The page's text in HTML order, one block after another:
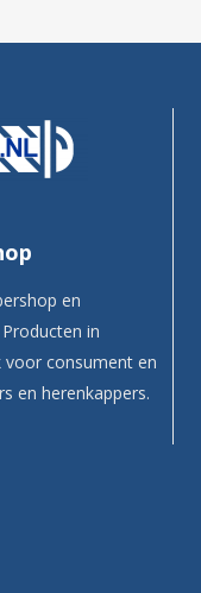
en
in
voor consument en
en herenkappers.